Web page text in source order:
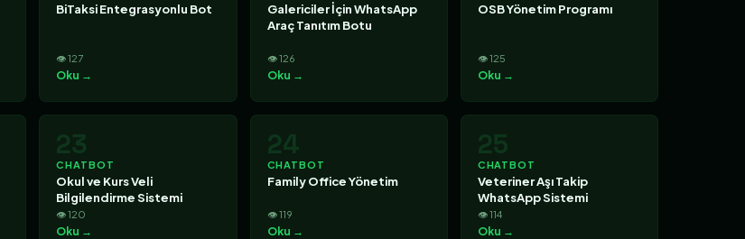
BiTaksi Entegrasyonlu Bot
👁 127
Oku →
Galericiler İçin WhatsApp
Araç Tanıtım Botu
👁 126
Oku →
OSB Yönetim Programı
👁 125
Oku →
23
CHATBOT
Okul ve Kurs Veli
Bilgilendirme Sistemi
👁 120
Oku →
24
CHATBOT
Family Office Yönetim
👁 119
Oku →
25
CHATBOT
Veteriner Aşı Takip
WhatsApp Sistemi
👁 114
Oku →